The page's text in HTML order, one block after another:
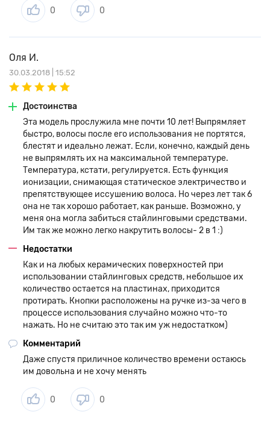
0 0
Оля И.
30.03.2018 | 15:52
Достоинства
Эта модель прослужила мне почти 10 лет! Выпрямляет
быстро, волосы после его использования не портятся,
блестят и идеально лежат. Если, конечно, каждый день
не выпрямлять их на максимальной температуре.
Температура, кстати, регулируется. Есть функция
ионизации, снимающая статическое электричество и
препятствующее иссушению волоса. Но через лет так 6
она не так хорошо работает, как раньше. Возможно, у
меня она могла забиться стайлинговыми средствами.
Им так же можно легко накрутить волосы- 2 в 1 :)
Недостатки
Как и на любых керамических поверхностей при
использовании стайлинговых средств, небольшое их
количество остается на пластинах, приходится
протирать. Кнопки расположены на ручке из-за чего в
процессе использования случайно можно что-то
нажать. Но не считаю это так им уж недостатком)
Комментарий
Даже спустя приличное количество времени остаюсь
им довольна и не хочу менять
0 0